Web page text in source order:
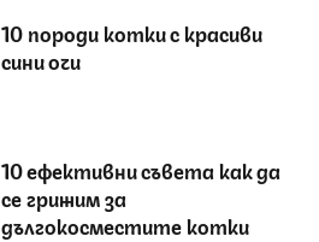
10 породи котки с красиви
сини очи
10 ефективни съвета как да
се грижим за
дългокосместите котки